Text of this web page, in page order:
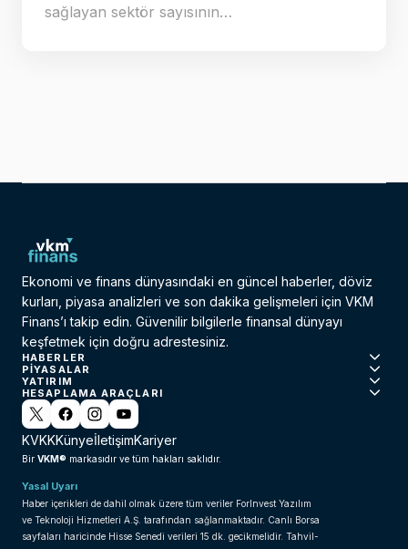
sağlayan sektör sayısının…
Ekonomi ve finans dünyasındaki en güncel haberler, döviz
kurları, piyasa analizleri ve son dakika gelişmeleri için VKM
Finans’ı takip edin. Güvenilir bilgilerle finansal dünyayı
keşfetmek için doğru adrestesiniz.
HABERLER
PIYASALAR
YATIRIM
HESAPLAMA ARAÇLARI
KVKKKünyeİletişimKariyer
Bir VKM® markasıdır ve tüm hakları saklıdır.
Yasal Uyarı
Haber içerikleri de dahil olmak üzere tüm veriler ForInvest Yazılım
ve Teknoloji Hizmetleri A.Ş. tarafından sağlanmaktadır. Canlı Borsa
sayfaları haricinde Hisse Senedi verileri 15 dk. gecikmelidir. Tahvil-